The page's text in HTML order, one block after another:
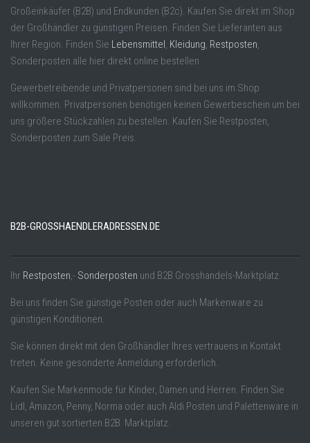
Großeinkäufer (B2B) und Endkunden (B2c). Kaufen Sie direkt im Shop
der Großhändler zu günstigen Preisen. Finden Sie Lieferanten aus
Ihrer Region. Finden Sie Lebensmittel , Kleidung, Restposten,
Sonderposten alle hier direkt online bestellen.
Gewerbetreibende und Privatpersonen sind bei uns im Shop
willkommen. Privatpersonen benötigen keinen Gewerbeschein um bei
uns größere Stückzahlen zu bestellen. Kaufen Sie Restposten,
Sonderposten zum Sale Preis.
B2B-GROSSHAENDLERADRESSEN.DE
Ihr Restposten,- Sonderposten und B2B Grosshandels-Marktplatz.
Bei uns finden Sie günstige Posten oder auch Markenware zu
günstigen Konditionen.
Sie können direkt mit den Großhändler Ihres vertrauens in Kontakt
treten. Keine gesonderte Anmeldung erforderlich.
Kaufen Sie Markenmode für Kinder, Damen und Herren. Finden Sie
Lidl, Amazon, Penny, Norma oder auch Aldi Posten und Palettenware in
unseren gut sortierten B2B Marktplatz.